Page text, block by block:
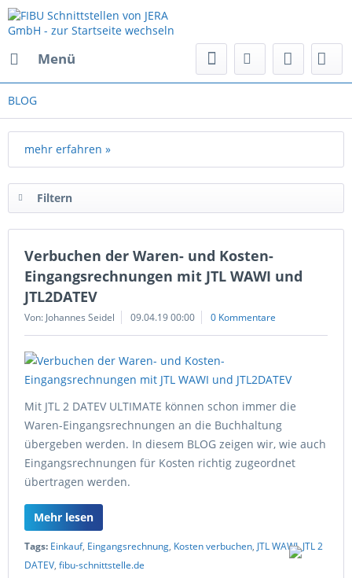
Menü
BLOG
mehr erfahren »
Filtern
Verbuchen der Waren- und Kosten-
Eingangsrechnungen mit JTL WAWI und
JTL2DATEV
Von: Johannes Seidel 09.04.19 00:00 0 Kommentare
Mit JTL 2 DATEV ULTIMATE können schon immer die
Waren-Eingangsrechnungen an die Buchhaltung
übergeben werden. In diesem BLOG zeigen wir, wie auch
Eingangsrechnungen für Kosten richtig zugeordnet
übertragen werden.
Mehr lesen
Tags: Einkauf, Eingangsrechnung, Kosten verbuchen, JTL WAWI,JTL 2
DATEV, fibu-schnittstelle.de